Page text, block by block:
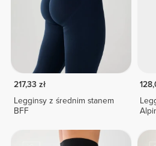
217,33 zł
Legginsy z średnim stanem
BFF